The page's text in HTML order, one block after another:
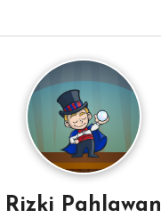
Rizki Pahlawan